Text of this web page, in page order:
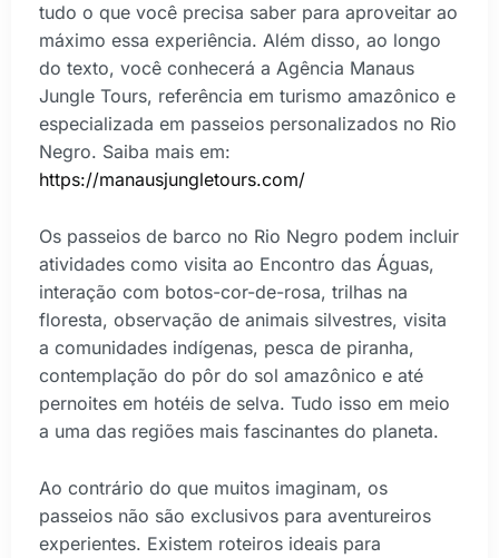
tudo o que você precisa saber para aproveitar ao
máximo essa experiência. Além disso, ao longo
do texto, você conhecerá a Agência Manaus
Jungle Tours, referência em turismo amazônico e
especializada em passeios personalizados no Rio
Negro. Saiba mais em:
https://manausjungletours.com/
Os passeios de barco no Rio Negro podem incluir
atividades como visita ao Encontro das Águas,
interação com botos-cor-de-rosa, trilhas na
floresta, observação de animais silvestres, visita
a comunidades indígenas, pesca de piranha,
contemplação do pôr do sol amazônico e até
pernoites em hotéis de selva. Tudo isso em meio
a uma das regiões mais fascinantes do planeta.
Ao contrário do que muitos imaginam, os
passeios não são exclusivos para aventureiros
experientes. Existem roteiros ideais para